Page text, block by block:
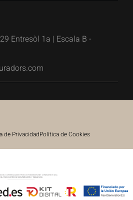
Entresòl 1a | Escala B -
de PrivacidadPolítica de Cookies